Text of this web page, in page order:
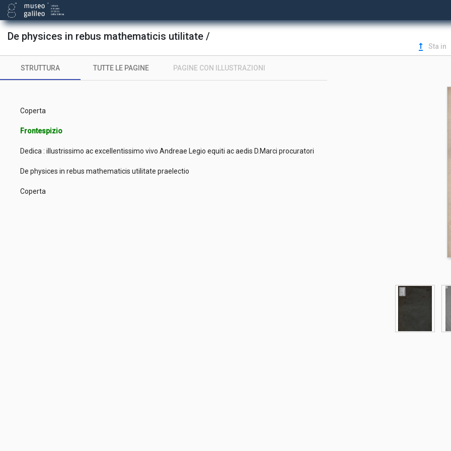
De physices in rebus mathematicis utilitate /
upgrade Sta in
STRUTTURA TUTTE LE PAGINE PAGINE CON ILLUSTRAZIONI
Coperta
Frontespizio
Dedica : illustrissimo ac excellentissimo vivo Andreae Legio equiti ac aedis D.Marci procuratori
De physices in rebus mathematicis utilitate praelectio
Coperta